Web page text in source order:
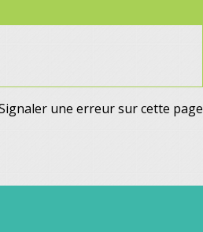
une erreur sur cette page